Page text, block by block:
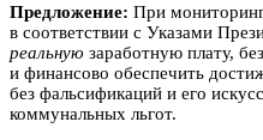
Предложение: При
в соответствии с Указами
реальную заработную плату,
и финансово обеспечить
без фальсификаций и его
коммунальных льгот.